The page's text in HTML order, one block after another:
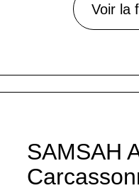
Voir la
SAMSAH